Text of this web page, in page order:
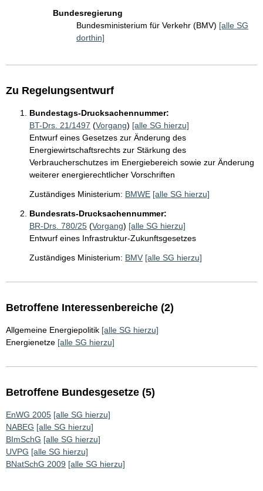
Bundesregierung
Bundesministerium für Verkehr (BMV) [alle SG
dorthin]
Zu Regelungsentwurf
Bundestags-Drucksachennummer:
BT-Drs. 21/1497 (Vorgang) [alle SG hierzu]
Entwurf eines Gesetzes zur Änderung des
Energiewirtschaftsrechts zur Stärkung des
Verbraucherschutzes im Energiebereich sowie zur Änderung
weiterer energierechtlicher Vorschriften
Zuständiges Ministerium: BMWE [alle SG hierzu]
Bundesrats-Drucksachennummer:
BR-Drs. 780/25 (Vorgang) [alle SG hierzu]
Entwurf eines Infrastruktur-Zukunftsgesetzes
Zuständiges Ministerium: BMV [alle SG hierzu]
Betroffene Interessenbereiche (2)
Allgemeine Energiepolitik [alle SG hierzu]
Energienetze [alle SG hierzu]
Betroffene Bundesgesetze (5)
EnWG 2005 [alle SG hierzu]
NABEG [alle SG hierzu]
BImSchG [alle SG hierzu]
UVPG [alle SG hierzu]
BNatSchG 2009 [alle SG hierzu]